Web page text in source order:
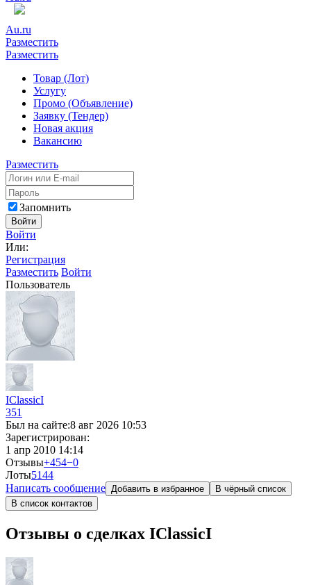
Au.ru
Разместить
Разместить
Товар (Лот)
Услугу
Промо (Объявление)
Заявку (Тендер)
Новая акция
Вакансию
Разместить
Запомнить
Войти
Войти
Или:
Регистрация
Разместить Войти
Пользователь
IClassicI
351
Был на сайте:8 авг 2026 10:53
Зарегистрирован:
1 апр 2010 14:14
Отзывы+454−0
Лоты5144
Написать сообщение Добавить в избранное
В чёрный список
В список контактов
Отзывы о сделках IClassicI